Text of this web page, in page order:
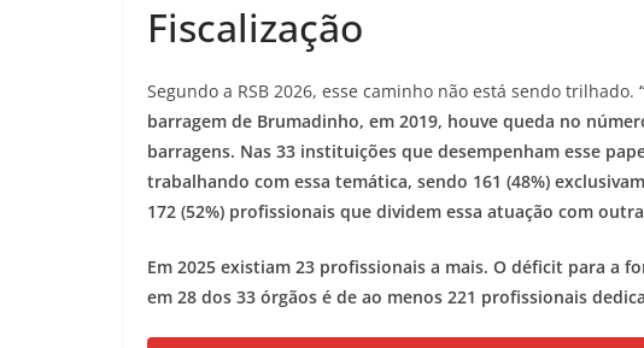
Fiscalização
Segundo a RSB 2026, esse caminho não está sendo trilhado.
barragem de Brumadinho, em 2019, houve queda no
barragens. Nas 33 instituições que desempenham esse
trabalhando com essa temática, sendo 161 (48%)
172 (52%) profissionais que dividem essa atuação com
Em 2025 existiam 23 profissionais a mais. O déficit para a
em 28 dos 33 órgãos é de ao menos 221 profissionais